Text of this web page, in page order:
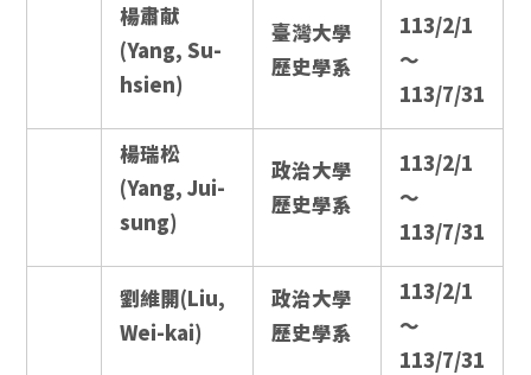
楊肅献
(Yang, Su-
hsien)
臺灣大學
歷史學系
113/2/1
～
113/7/31
楊瑞松
(Yang, Jui-
sung)
政治大學
歷史學系
113/2/1
～
113/7/31
劉維開(Liu,
Wei-kai)
政治大學
歷史學系
113/2/1
～
113/7/31